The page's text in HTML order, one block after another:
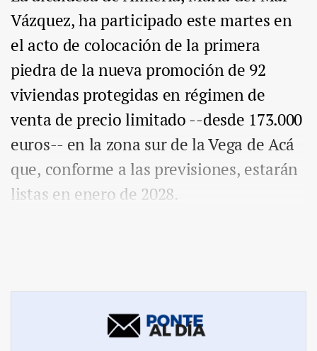
Vázquez, ha participado este martes en
el acto de colocación de la primera
piedra de la nueva promoción de 92
viviendas protegidas en régimen de
venta de precio limitado --desde 173.000
euros-- en la zona sur de la Vega de Acá
que, conforme a las previsiones, estarán
listas en enero de 2028.